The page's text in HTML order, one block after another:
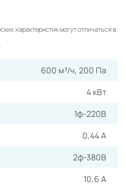
характеристик могут отличаться в
600 м³/ч, 200 Па
4 кВт
1ф-220В
0,44 А
2ф-380В
10,6 А